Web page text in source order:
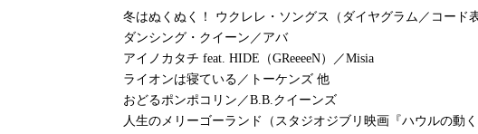
冬はぬくぬく！ ウクレレ・ソングス（ダイヤグラム／コード
ダンシング・クイーン／アバ
アイノカタチ feat. HIDE（GReeeeN）／Misia
ライオンは寝ている／トーケンズ 他
おどるポンポコリン／B.B.クイーンズ
人生のメリーゴーランド（スタジオジブリ映画『ハウルの動く